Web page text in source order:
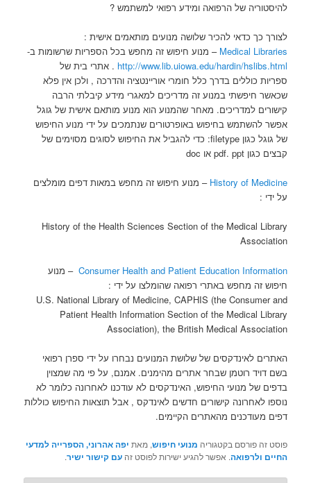
להיסטוריה של הרפואה ומידע רפואי למשתמש ?
לצורך כך כדאי להכיר שלושה מנועים מותאמים אישית :
Medical Libraries – מנוע חיפוש זה מחפש בכל הספריות שרשומות ב-
http://www.lib.uiowa.edu/hardin/hslibs.html . אתרי בית של
ספריות כוללים בדרך כלל חומרי אוריינטציה והדרכה , ולכן אין פלא
שכאשר חיפשתי במנוע זה מדריכים למאגרי מידע קיבלתי הרבה
קישורים למדריכים. מאחר שהמנוע הוא מנוע מותאם אישית של גוגל
אפשר להשתמש בחיפוש באופרטורים שנתמכים על ידי מנוע החיפוש
של גוגל כגון filetype: כדי להגביל את החיפוש לסוגים מסוימים של
קבצים כגון pdf. ppt או doc
History of Medicine – מנוע חיפוש זה מחפש במאות דפים מומלצים
על ידי :
History of the Health Sciences Section of the Medical Library
Association
Consumer Health and Patient Education Information – מנוע
חיפוש זה מחפש באתרי רפואה שהומלצו על ידי :
U.S. National Library of Medicine, CAPHIS (the Consumer and
Patient Health Information Section of the Medical Library
Association), the British Medical Association
האתרים לאינדקסים של שלושת המנועים נבחרו על ידי ספרן רפואי
בשם דויד רוטמן שבחר אתרים מהימנים. אמנם, על פי מה שמצוין
בדפים של מנועי החיפוש, האינדקסים לא עודכנו לאחרונה כלומר לא
נוספו לאחרונה קישורים חדשים לאינדקס , אבל תוצאות החיפוש כוללות
דפים מעודכנים מהאתרים הקיימים.
פוסט זה פורסם בקטגוריה מנועי חיפוש, מאת יפה אהרוני, הספרייה למדעי
החיים ולרפואה. אפשר להגיע ישירות לפוסט זהעם קישור ישיר.